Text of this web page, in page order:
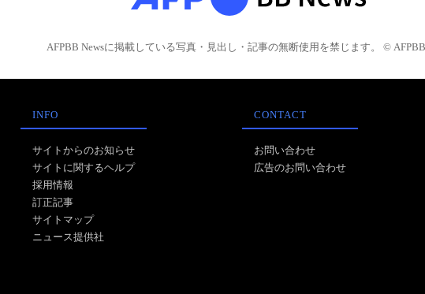
AFPBB Newsに掲載している写真・見出し・記事の無断使用を禁じます。 © AFPBB
INFO
サイトからのお知らせ
サイトに関するヘルプ
採用情報
訂正記事
サイトマップ
ニュース提供社
CONTACT
お問い合わせ
広告のお問い合わせ